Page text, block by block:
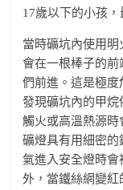
17歲以下的小孩
當時礦坑內使用明
會在一根棒子的
們前進。這是極度
發現礦坑內的甲
觸火或高溫熱源
礦燈具有用細密
氣進入安全燈時
外，當鐵絲網變紅